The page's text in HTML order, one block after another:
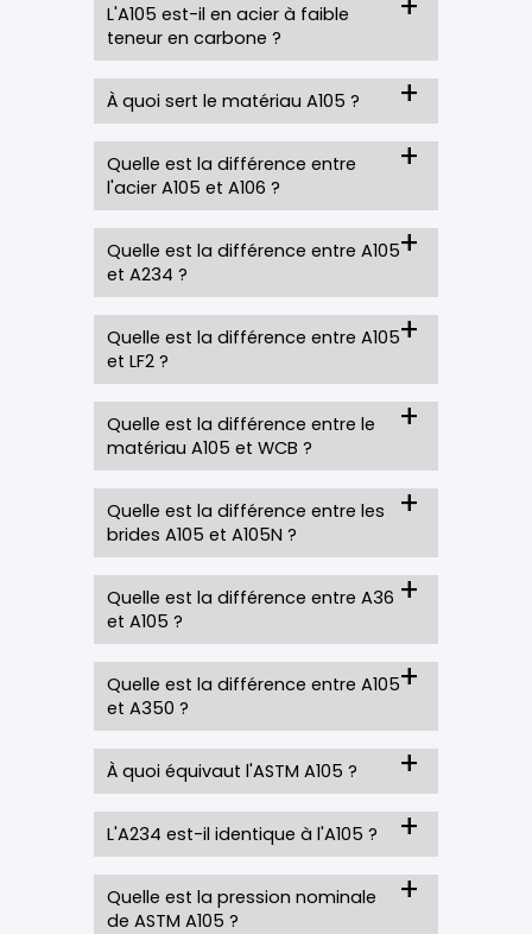
L'A105 est-il en acier à faible
teneur en carbone ?
À quoi sert le matériau A105 ?
Quelle est la différence entre
l'acier A105 et A106 ?
Quelle est la différence entre A105
et A234 ?
Quelle est la différence entre A105
et LF2 ?
Quelle est la différence entre le
matériau A105 et WCB ?
Quelle est la différence entre les
brides A105 et A105N ?
Quelle est la différence entre A36
et A105 ?
Quelle est la différence entre A105
et A350 ?
À quoi équivaut l'ASTM A105 ?
L'A234 est-il identique à l'A105 ?
Quelle est la pression nominale
de ASTM A105 ?